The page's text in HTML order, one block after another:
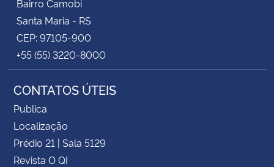
Bairro Camobi
Santa Maria - RS
CEP: 97105-900
+55 (55) 3220-8000
CONTATOS ÚTEIS
Publica
Localização
Prédio 21 | Sala 5129
Revista O QI